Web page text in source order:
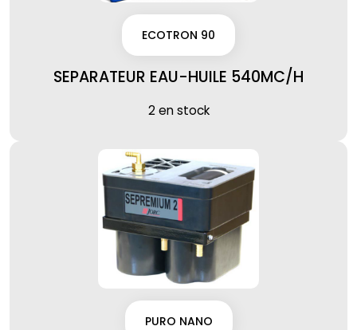
ECOTRON 90
SEPARATEUR EAU-HUILE 540MC/H
2 en stock
PURO NANO